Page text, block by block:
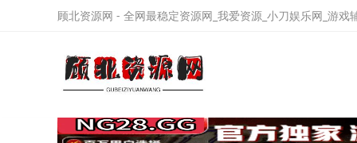
顾北资源网 - 全网最稳定资源网_我爱资源_小刀娱乐网_游戏